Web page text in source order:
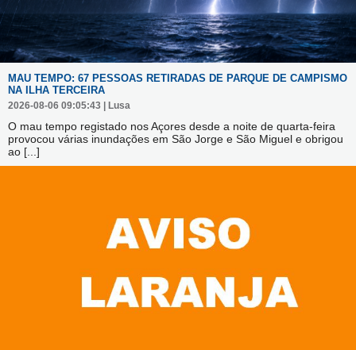
MAU TEMPO: 67 PESSOAS RETIRADAS DE PARQUE DE CAMPISMO
NA ILHA TERCEIRA
2026-08-06 09:05:43 | Lusa
O mau tempo registado nos Açores desde a noite de quarta-feira
provocou várias inundações em São Jorge e São Miguel e obrigou
ao [...]